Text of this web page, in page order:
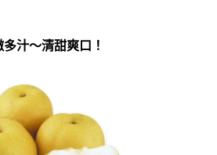
汁～清甜爽口！